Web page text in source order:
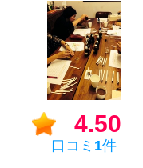
4.50
口コミ 1件